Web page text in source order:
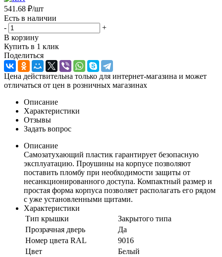
541.68 ₽/шт
Есть в наличии
-
+
В корзину
Купить в 1 клик
Поделиться
Цена действительна только для интернет-магазина и может
отличаться от цен в розничных магазинах
Описание
Характеристики
Отзывы
Задать вопрос
Описание
Самозатухающий пластик гарантирует безопасную
эксплуатацию. Проушины на корпусе позволяют
поставить пломбу при необходимости защиты от
несанкционированного доступа. Компактный размер и
простая форма корпуса позволяет располагать его рядом
с уже установленными щитами.
Характеристики
Тип крышки
Закрытого типа
Прозрачная дверь
Да
Номер цвета RAL
9016
Цвет
Белый